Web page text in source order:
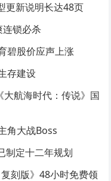
更新说明长达48页
连锁必杀
碧股价应声上涨
存建设
航海时代：传说》国
角大战Boss
制定十二年规划
刻版》48小时免费领